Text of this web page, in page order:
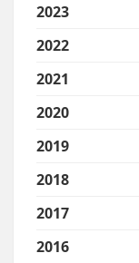
2023
2022
2021
2020
2019
2018
2017
2016